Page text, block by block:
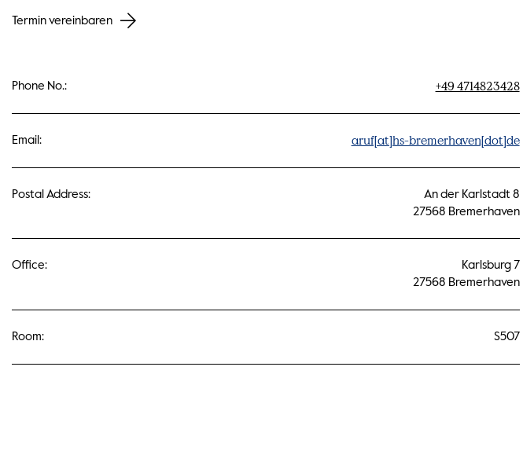
Termin vereinbaren
Phone No.: +49 4714823428
Email: aruf[at]hs-bremerhaven[dot]de
Postal Address:
An der Karlstadt 8
27568 Bremerhaven
Office:
Karlsburg 7
27568 Bremerhaven
Room: S507